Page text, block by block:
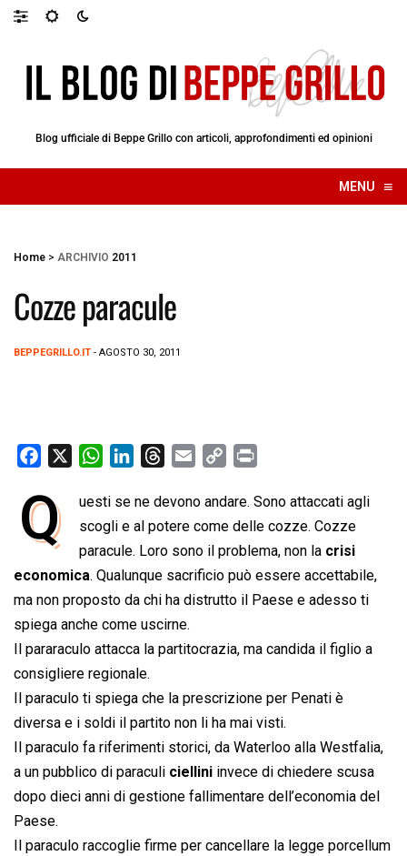
Blog ufficiale di Beppe Grillo con articoli, approfondimenti ed opinioni
MENU ≡
☰
Home > ARCHIVIO 2011
Cozze paracule
BEPPEGRILLO.IT - AGOSTO 30, 2011
c
e
o
o
k
W
a
t
s
A
p
p
n
k
e
d
I
n
r
e
a
d
s
a
i
l
p
y
L
i
n
i
n
t
Q
uesti se ne devono andare. Sono attaccati agli
scogli e al potere come delle cozze. Cozze
paracule. Loro sono il problema, non la crisi
economica. Qualunque sacrificio può essere accettabile,
ma non proposto da chi ha distrutto il Paese e adesso ti
spiega anche come uscirne.
Il pararaculo attacca la partitocrazia, ma candida il figlio a
consigliere regionale.
Il paraculo ti spiega che la prescrizione per Penati è
diversa e i soldi il partito non li ha mai visti.
Il paraculo fa riferimenti storici, da Waterloo alla Westfalia,
a un pubblico di paraculi ciellini invece di chiedere scusa
dopo dieci anni di gestione fallimentare dell’economia del
Paese.
Il paraculo raccoglie firme per cancellare la legge porcellum